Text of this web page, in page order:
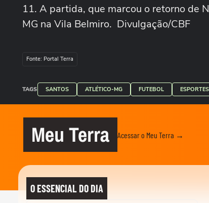
11. A partida, que marcou o retorno de
MG na Vila Belmiro. Divulgação/CBF
Fonte: Portal Terra
TAGS SANTOS ATLÉTICO-MG FUTEBOL ESPORTES
Meu Terra Acessar o Meu Terra →
O ESSENCIAL DO DIA